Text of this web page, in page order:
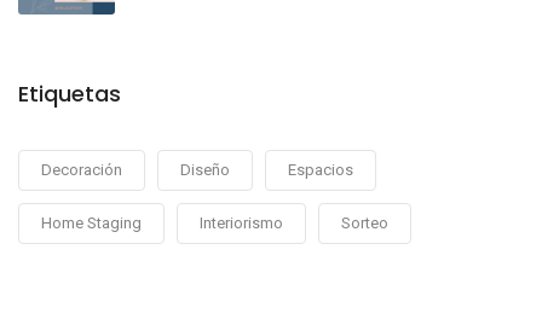
Etiquetas
Decoración Diseño Espacios
Home Staging Interiorismo Sorteo